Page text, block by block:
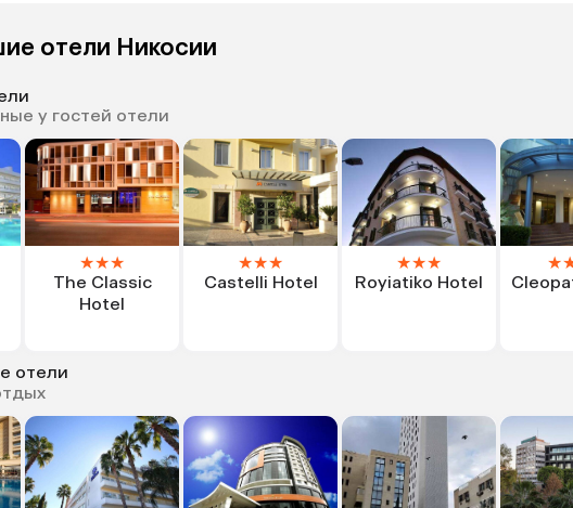
отели Никосии
у гостей отели
★★★
The Classic
Hotel
★★★
Castelli Hotel
★★★
Royiatiko Hotel
★
отели